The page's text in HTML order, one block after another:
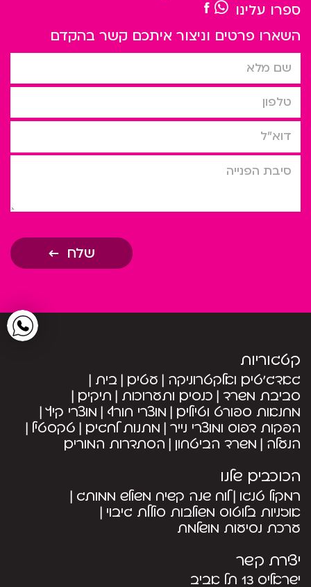
ספרו עלינו
השארו פרטים וניצור איתכם קשר בהקדם
שם מלא
טלפון
דוא”ל
סיבת הפניה
שלח
קטגוריות
גאדג’טים ואלקטרוניקה עטים בית
סביבת משרד כנסים ותערוכות תיקים
מחנאות ספורט וטיולים מוצרי חורף מוצרי קיץ
הפקות דפוס ומוצרי נייר מתנות לחגים טקסטיל
הנעלה משרד הביטחון הסתדרות המורים
הכוכבים שלנו
רמקול טנגו לוח שנה קשיח משולש ממותג
אוזניות בלוטוס משולבות סוללת גיבוי
ערכת נסיעות מושלמת
יצירת קשר
ישראליס 13 תל אביב